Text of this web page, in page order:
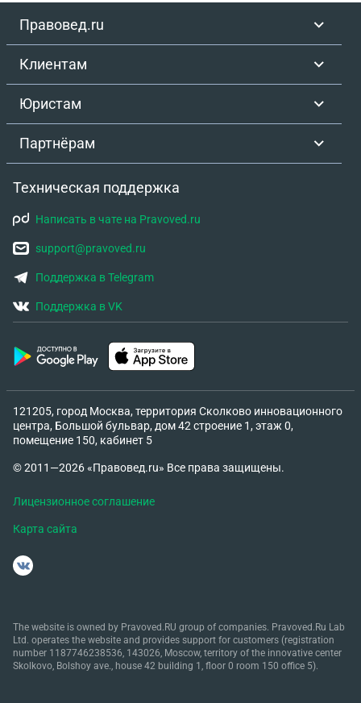
Правовед.ru
Клиентам
Юристам
Партнёрам
Техническая поддержка
Написать в чате на Pravoved.ru
support@pravoved.ru
Поддержка в Telegram
Поддержка в VK
121205, город Москва, территория Сколково инновационного
центра, Большой бульвар, дом 42 строение 1, этаж 0,
помещение 150, кабинет 5
© 2011—2026 «Правовед.ru» Все права защищены.
Лицензионное соглашение
Карта сайта
The website is owned by Pravoved.RU group of companies. Pravoved.Ru Lab
Ltd. operates the website and provides support for customers (registration
number 1187746238536, 143026, Moscow, territory of the innovative center
Skolkovo, Bolshoy ave., house 42 building 1, floor 0 room 150 office 5).